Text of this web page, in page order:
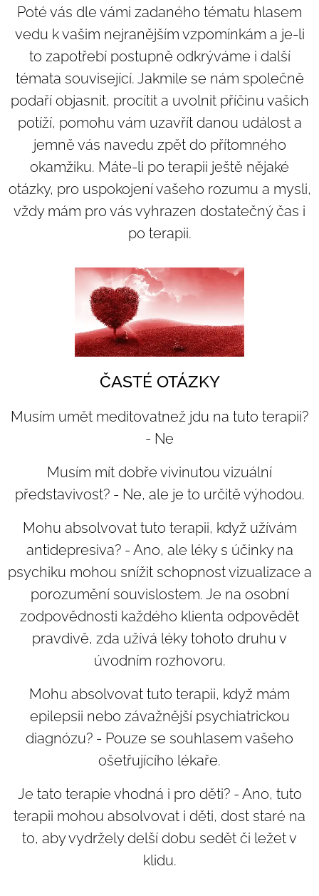
Poté vás dle vámi zadaného tématu hlasem
vedu k vašim nejranějším vzpomínkám a je-li
to zapotřebí postupně odkrýváme i další
témata související. Jakmile se nám společně
podaří objasnit, procítit a uvolnit příčinu vašich
potíží, pomohu vám uzavřít danou událost a
jemně vás navedu zpět do přítomného
okamžiku. Máte-li po terapii ještě nějaké
otázky, pro uspokojení vašeho rozumu a mysli,
vždy mám pro vás vyhrazen dostatečný čas i
po terapii.
ČASTÉ OTÁZKY
Musím umět meditovatnež jdu na tuto terapii?
- Ne
Musím mít dobře vivinutou vizuální
představivost? - Ne, ale je to určitě výhodou.
Mohu absolvovat tuto terapii, když užívám
antidepresiva? -Ano, ale léky s účinky na
psychiku mohou snížit schopnost vizualizace a
porozumění souvislostem. Je na osobní
zodpovědnosti každého klienta odpovědět
pravdivě, zda užívá léky tohoto druhu v
úvodním rozhovoru.
Mohu absolvovat tuto terapii, když mám
epilepsii nebo závažnější psychiatrickou
diagnózu? - Pouze se souhlasem vašeho
ošetřujícího lékaře.
Je tato terapie vhodná i pro děti? - Ano, tuto
terapii mohou absolvovat i děti, dost staré na
to, aby vydržely delší dobu sedět či ležet v
klidu.